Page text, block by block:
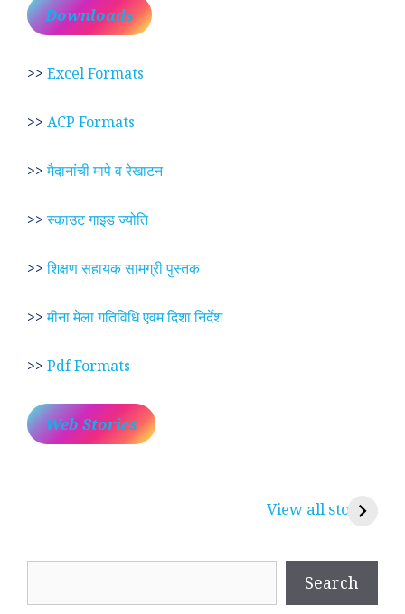
Downloads
>> Excel Formats
>> ACP Formats
>>मैदानांची मापे व रेखाटन
>>स्काउट गाइड ज्योति
>>शिक्षण सहायक सामग्री पुस्तक
>>मीना मेला गतिविधि एवम दिशा निर्देश
>> Pdf Formats
Web Stories
View all stories
रामसा पीर, रुणेचा रा
Search